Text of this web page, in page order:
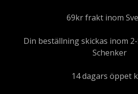
69kr frakt inom
Din beställning skickas inom
Schenker
14 dagars öppet